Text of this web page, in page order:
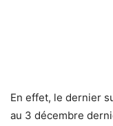
En effet, le dernier
au 3 décembre